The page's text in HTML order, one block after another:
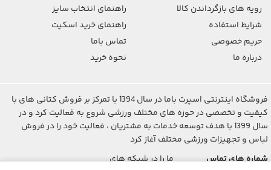
رویه های بازگرداندن کالا
شرایط استفاده
حریم خصوصی
درباره ما
راهنمای انتخاب سایز
راهنمای خرید اسکیت
تماس باما
نحوه خرید
فروشگاه اینترنتی اسپرت باما در سال 1394 با تمرکز بر فروش کتانی های با
کیفیت و تخصصی در حوزه های مختلف ورزشی شروع به فعالیت کرد و در
سال 1399 با هدف توسعه خدمات به مشتریان ، فعالیت خود را در فروش
لباس و تجهیزات ورزشی مختلف آغاز کرد
شماره های تماس
ما را در شبکه های